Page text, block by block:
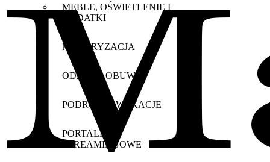
MEBLE, OŚWIETLENIE I
DODATKI
MOTORYZACJA
ODZIEŻ I OBUWIE
PODRÓŻE I WAKACJE
PORTALE
STREAMINGOWE